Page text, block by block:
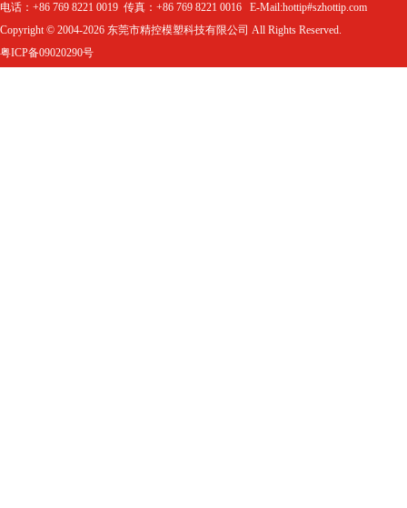
电话：+86 769 8221 0019 传真：+86 769 8221 0016 E-Mail:hottip#szhottip.com
Copyright © 2004-2026 东莞市精控模塑科技有限公司 All Rights Reserved.
粤ICP备09020290号